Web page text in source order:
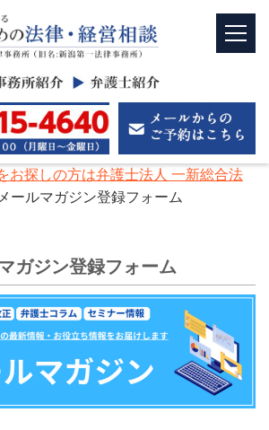
お探しの方は弁護士法人 一新総合法
ールマガジン登録フォーム
ガジン登録フォーム